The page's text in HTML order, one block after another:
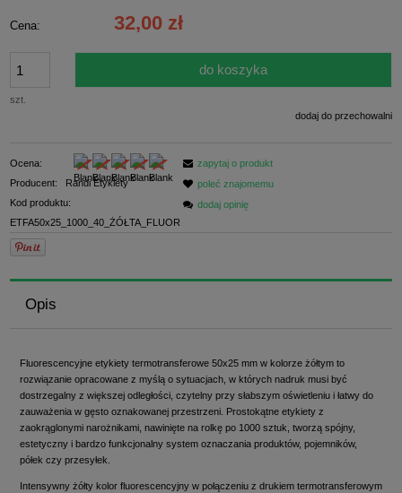
Cena: 32,00 zł
szt.
do koszyka
dodaj do przechowalni
Ocena:
Producent:
Randi Etykiety
Kod produktu:
ETFA50x25_1000_40_ŻÓŁTA_FLUOR
zapytaj o produkt
poleć znajomemu
dodaj opinię
Opis
Fluorescencyjne etykiety termotransferowe 50x25 mm w kolorze żółtym to
rozwiązanie opracowane z myślą o sytuacjach, w których nadruk musi być
dostrzegalny z większej odległości, czytelny przy słabszym oświetleniu i łatwy do
zauważenia w gęsto oznakowanej przestrzeni. Prostokątne etykiety z
zaokrąglonymi narożnikami, nawinięte na rolkę po 1000 sztuk, tworzą spójny,
estetyczny i bardzo funkcjonalny system oznaczania produktów, pojemników,
półek czy przesyłek.
Intensywny żółty kolor fluorescencyjny w połączeniu z drukiem termotransferowym